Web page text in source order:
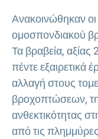
Ανακοινώθηκαν οι
ομοσπονδιακού
Τα βραβεία,
πέντε εξαιρετικά
αλλαγή στους
βροχοπτώσεων,
ανθεκτικότητας
από τις